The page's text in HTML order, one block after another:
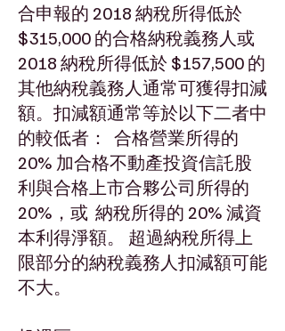
合申報的 2018 納稅所得低於
$315,000 的合格納稅義務人或
2018 納稅所得低於 $157,500 的
其他納稅義務人通常可獲得扣減
額。扣減額通常等於以下二者中
的較低者：  合格營業所得的
20% 加合格不動產投資信託股
利與合格上市合夥公司所得的
20%，或  納稅所得的 20% 減資
本利得淨額。 超過納稅所得上
限部分的納稅義務人扣減額可能
不大。